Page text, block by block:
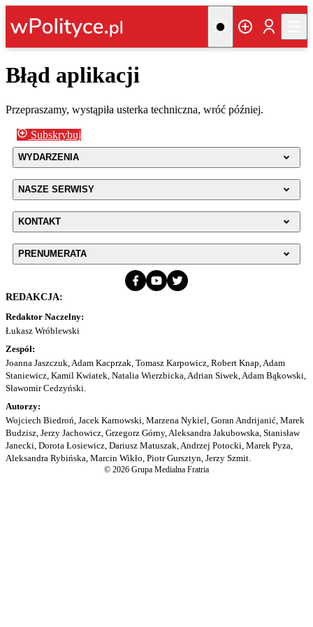
Błąd aplikacji
Przepraszamy, wystąpiła usterka techniczna, wróć później.
Subskrybuj
WYDARZENIA
NASZE SERWISY
KONTAKT
PRENUMERATA
REDAKCJA:
Redaktor Naczelny:
Łukasz Wróblewski
Zespół:
Joanna Jaszczuk, Adam Kacprzak, Tomasz Karpowicz, Robert Knap, Adam
Staniewicz, Kamil Kwiatek, Natalia Wierzbicka, Adrian Siwek, Adam Bąkowski,
Sławomir Cedzyński.
Autorzy:
Wojciech Biedroń, Jacek Karnowski, Marzena Nykiel, Goran Andrijanić, Marek
Budzisz, Jerzy Jachowicz, Grzegorz Górny, Aleksandra Jakubowska, Stanisław
Janecki, Dorota Łosiewicz, Dariusz Matuszak, Andrzej Potocki, Marek Pyza,
Aleksandra Rybińska, Marcin Wikło, Piotr Gursztyn, Jerzy Szmit.
© 2026 Grupa Medialna Fratria